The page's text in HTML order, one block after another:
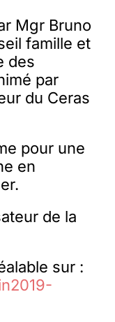
Mgr Bruno
famille et
des
par
du Ceras
pour une
en
de la
sur :